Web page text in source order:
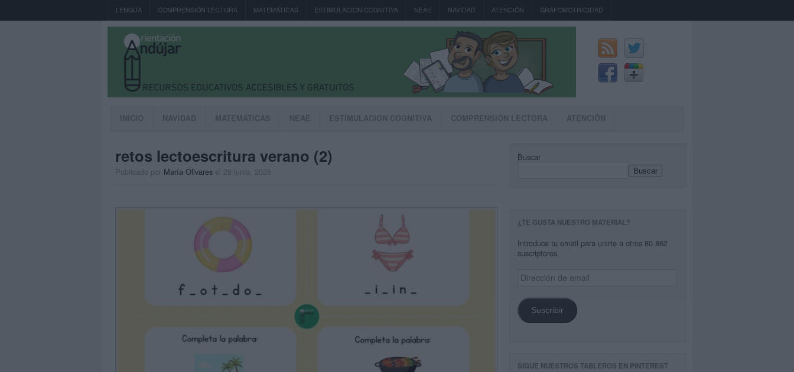
LENGUA COMPRENSIÓN LECTORA MATEMÁTICAS ESTIMULACION COGNITIVA NEAE NAVIDAD ATENCIÓN GRAFOMOTRICIDAD
INICIO NAVIDAD MATEMÁTICAS NEAE ESTIMULACION COGNITIVA COMPRENSIÓN LECTORA ATENCIÓN
retos lectoescritura verano (2)
Publicado por María Olivares el 29 junio, 2026
Buscar
Buscar
¿TE GUSTA NUESTRO MATERIAL?
Introduce tu email para unirte a otros 80.862
suscriptores.
Dirección
de
Suscribir
SIGUE NUESTROS TABLEROS EN PINTEREST